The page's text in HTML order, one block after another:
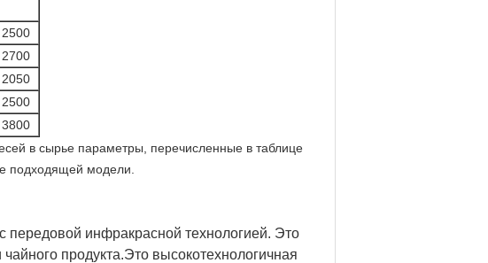
2500
2700
2050
2500
3800
в сырье параметры, перечисленные в таблице
подходящей модели.
передовой инфракрасной технологией. Это
продукта.Это высокотехнологичная